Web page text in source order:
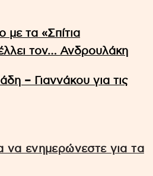
τα «Σπίτια
τον… Ανδρουλάκη
– Γιαννάκου για τις
ενημερώνεστε για τα